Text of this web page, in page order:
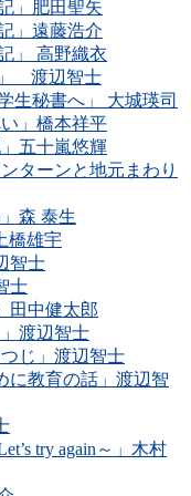
」肥田聖矢
」遠藤浩介
」 高野織衣
」 渡辺智士
生秘書へ」 大城瑛司
」橋本祥平
五十嵐悠輝
ターンと地元まわり
森 泰生
橋雄宇
智士
士
田中健太郎
渡辺智士
じ」渡辺智士
に教育の話」渡辺智
try again～」木村